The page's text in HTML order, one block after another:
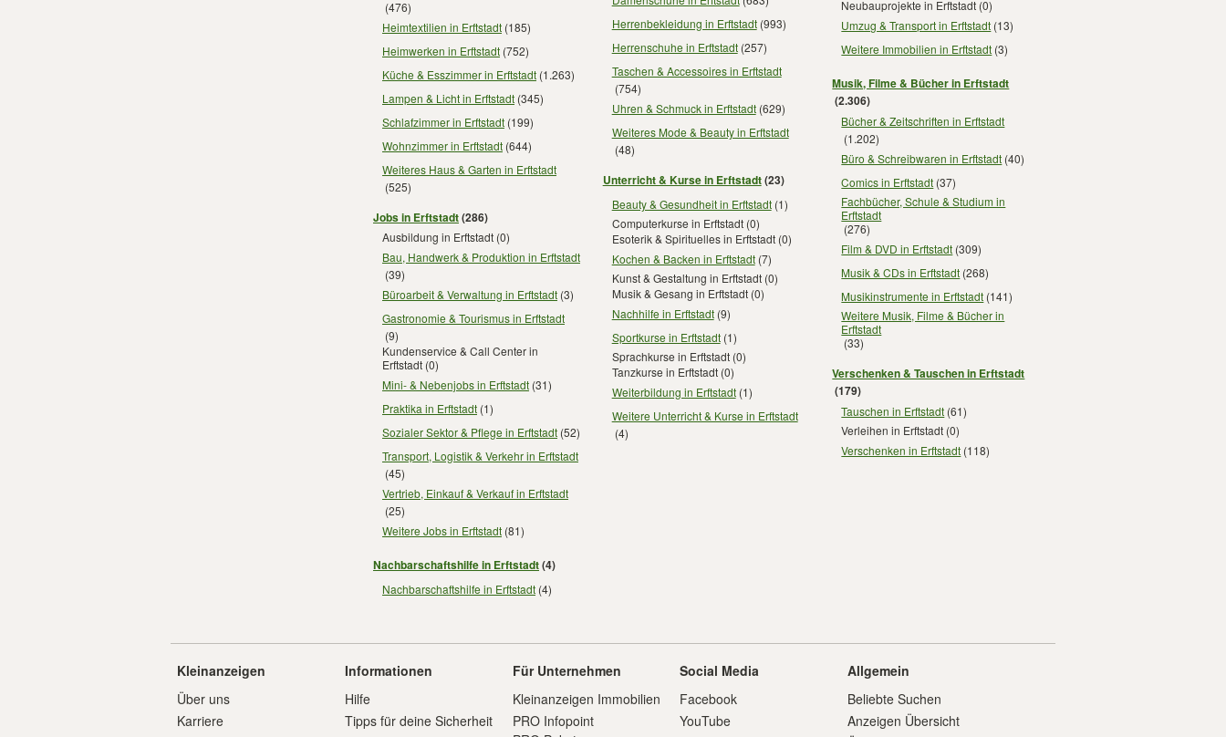
(476)
Heimtextilien in Erftstadt (185)
Heimwerken in Erftstadt (752)
Küche & Esszimmer in Erftstadt (1.263)
Lampen & Licht in Erftstadt (345)
Schlafzimmer in Erftstadt (199)
Wohnzimmer in Erftstadt (644)
Weiteres Haus & Garten in Erftstadt
(525)
Jobs in Erftstadt(286)
Ausbildung in Erftstadt (0)
Bau, Handwerk & Produktion in Erftstadt
(39)
Büroarbeit & Verwaltung in Erftstadt (3)
Gastronomie & Tourismus in Erftstadt
(9)
Kundenservice & Call Center in
Erftstadt (0)
Mini- & Nebenjobs in Erftstadt (31)
Praktika in Erftstadt (1)
Sozialer Sektor & Pflege in Erftstadt (52)
Transport, Logistik & Verkehr in Erftstadt
(45)
Vertrieb, Einkauf & Verkauf in Erftstadt
(25)
Weitere Jobs in Erftstadt (81)
Nachbarschaftshilfe in Erftstadt(4)
Nachbarschaftshilfe in Erftstadt (4)
Herrenbekleidung in Erftstadt(993)
Herrenschuhe in Erftstadt(257)
Taschen & Accessoires in Erftstadt
(754)
Uhren & Schmuck in Erftstadt(629)
Weiteres Mode & Beauty in Erftstadt
(48)
Unterricht & Kurse in Erftstadt(23)
Beauty & Gesundheit in Erftstadt(1)
Computerkurse in Erftstadt(0)
Esoterik & Spirituelles in Erftstadt(0)
Kochen & Backen in Erftstadt(7)
Kunst & Gestaltung in Erftstadt(0)
Musik & Gesang in Erftstadt(0)
Nachhilfe in Erftstadt(9)
Sportkurse in Erftstadt(1)
Sprachkurse in Erftstadt(0)
Tanzkurse in Erftstadt(0)
Weiterbildung in Erftstadt(1)
Weitere Unterricht & Kurse in Erftstadt
(4)
Neubauprojekte in Erftstadt (0)
Umzug & Transport in Erftstadt (13)
Weitere Immobilien in Erftstadt (3)
Musik, Filme & Bücher in Erftstadt
(2.306)
Bücher & Zeitschriften in Erftstadt
(1.202)
Büro & Schreibwaren in Erftstadt (40)
Comics in Erftstadt (37)
Fachbücher, Schule & Studium in
Erftstadt
(276)
Film & DVD in Erftstadt (309)
Musik & CDs in Erftstadt (268)
Musikinstrumente in Erftstadt (141)
Weitere Musik, Filme & Bücher in
Erftstadt
(33)
Verschenken & Tauschen in Erftstadt
(179)
Tauschen in Erftstadt (61)
Verleihen in Erftstadt (0)
Verschenken in Erftstadt (118)
Kleinanzeigen
Über uns
Karriere
Informationen
Hilfe
Tipps für deine Sicherheit
Für Unternehmen
Kleinanzeigen Immobilien
PRO Infopoint
Social Media
Facebook
YouTube
Allgemein
Beliebte Suchen
Anzeigen Übersicht